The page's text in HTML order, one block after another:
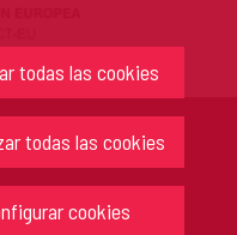
todas las cookies
todas las cookies
cookies
una
una
ventana
nueva.
y León